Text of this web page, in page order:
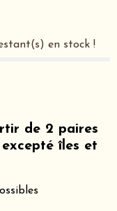
en stock !
de 2 paires
îles et